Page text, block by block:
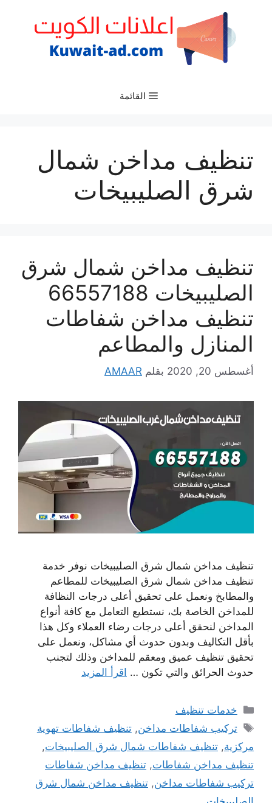
القائمة
تنظيف مداخن شمال
شرق الصليبيخات
تنظيف مداخن شمال شرق
الصليبيخات 66557188
تنظيف مداخن شفاطات
المنازل والمطاعم
أغسطس 20, 2020 بقلم AMAAR
تنظيف مداخن شمال شرق الصليبيخات نوفر خدمة
تنظيف مداخن شمال شرق الصليبيخات للمطاعم
والمطابخ ونعمل على تحقيق أعلى درجات النظافة
للمداخن الخاصة بك، نستطيع التعامل مع كافة أنواع
المداخن لنحقق أعلى درجات رضاء العملاء وكل هذا
بأقل التكاليف وبدون حدوث أي مشاكل، ونعمل على
تحقيق تنظيف عميق ومعقم للمداخن وذلك لتجنب
حدوث الحرائق والتي تكون … اقرأ المزيد
التصنيفات
خدمات تنظيف
الوسوم
تركيب شفاطات مداخن,تنظيف شفاطات تهوية
مركزية, تنظيف شفاطات شمال شرق الصليبيخات,
تنظيف مداخن شفاطات, تنظيف مداخن شفاطات
تركيب شفاطات مداخن, تنظيف مداخن شمال شرق